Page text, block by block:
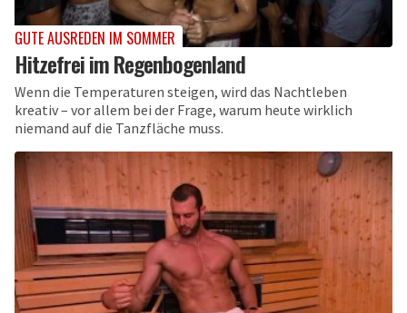
GUTE AUSREDEN IM SOMMER
Hitzefrei im Regenbogenland
Wenn die Temperaturen steigen, wird das Nachtleben
kreativ – vor allem bei der Frage, warum heute wirklich
niemand auf die Tanzfläche muss.